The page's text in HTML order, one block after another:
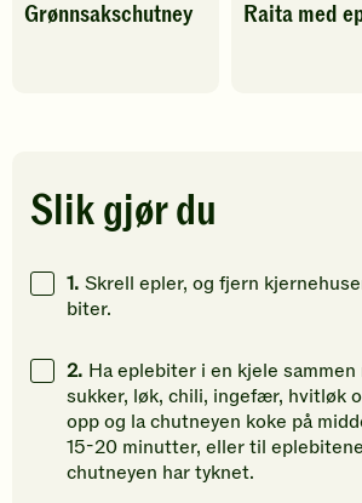
oppskriften
Klikk
for
gi
din
vurdering.
Grønnsakschutney
oppskriften
din
Raita med
Slik gjør du
1. Skrell epler, og fjern
biter.
2. Ha eplebiter i en kjele sammen
sukker, løk, chili, ingefær, hvitløk
opp og la chutneyen koke på
15-20 minutter, eller til
chutneyen har tyknet.